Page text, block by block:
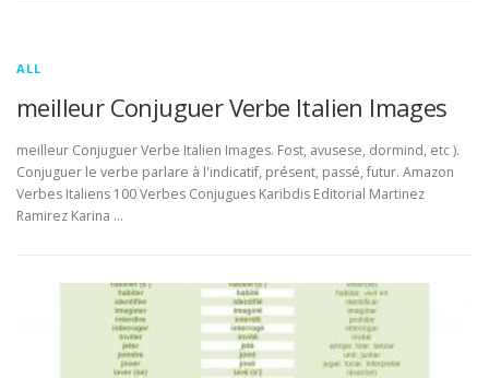
ALL
meilleur Conjuguer Verbe Italien Images
meilleur Conjuguer Verbe Italien Images. Fost, avusese, dormind, etc ).
Conjuguer le verbe parlare à l'indicatif, présent, passé, futur. Amazon
Verbes Italiens 100 Verbes Conjugues Karibdis Editorial Martinez
Ramirez Karina …